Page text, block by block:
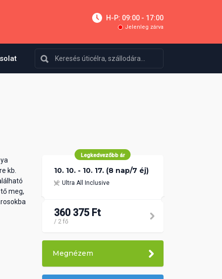
H-P: 09:00 - 17:00
Jelenleg zárva
kb.
meg,
Legkedvezőbb ár
10. 10. - 10. 17. (8 nap/7 éj)
Ultra All Inclusive
360 375 Ft
/ 2 fő
Megnézem